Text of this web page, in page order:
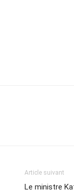
Article suivant
Le ministre